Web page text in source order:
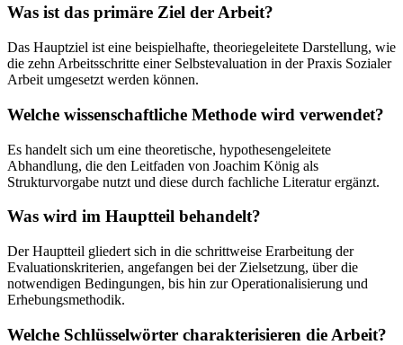
Was ist das primäre Ziel der Arbeit?
Das Hauptziel ist eine beispielhafte, theoriegeleitete Darstellung, wie
die zehn Arbeitsschritte einer Selbstevaluation in der Praxis Sozialer
Arbeit umgesetzt werden können.
Welche wissenschaftliche Methode wird verwendet?
Es handelt sich um eine theoretische, hypothesengeleitete
Abhandlung, die den Leitfaden von Joachim König als
Strukturvorgabe nutzt und diese durch fachliche Literatur ergänzt.
Was wird im Hauptteil behandelt?
Der Hauptteil gliedert sich in die schrittweise Erarbeitung der
Evaluationskriterien, angefangen bei der Zielsetzung, über die
notwendigen Bedingungen, bis hin zur Operationalisierung und
Erhebungsmethodik.
Welche Schlüsselwörter charakterisieren die Arbeit?